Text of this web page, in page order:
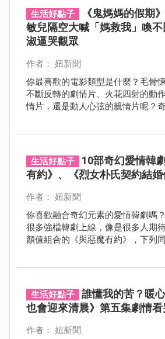
生活好點子
《鬼媽媽的假期
敏兒隔空大喊「媽救我」喚
淑逼哭觀眾
作者： 妞新聞
你最喜歡的電影類型是什麼？毛骨
不斷反轉的劇情片、火花四射的動
情片，還是動人心弦的親情片呢？
就為大家介紹《鬼媽媽的假期》6個
生活好點子
10部奇幻愛情韓
有約》、《烈女朴氏契約結
作者： 妞新聞
你喜歡融合奇幻元素的愛情韓劇嗎
很多強檔韓劇上線，像是很多人期
顏值組合的《與惡魔有約》，下列
生活好點子
誰懂我的苦？暖
也會迎來清晨》第五集劇情看
作者： 妞新聞